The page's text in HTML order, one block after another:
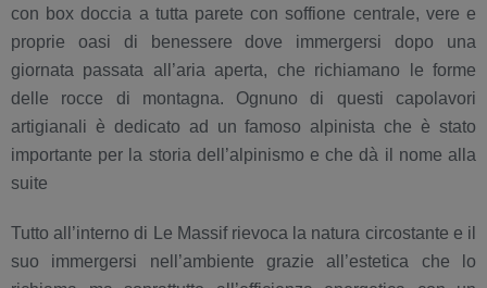
con box doccia a tutta parete con soffione centrale, vere e
proprie oasi di benessere dove immergersi dopo una
giornata passata all’aria aperta, che richiamano le forme
delle rocce di montagna. Ognuno di questi capolavori
artigianali è dedicato ad un famoso alpinista che è stato
importante per la storia dell’alpinismo e che dà il nome alla
suite
Tutto all’interno di Le Massif rievoca la natura circostante e il
suo immergersi nell’ambiente grazie all’estetica che lo